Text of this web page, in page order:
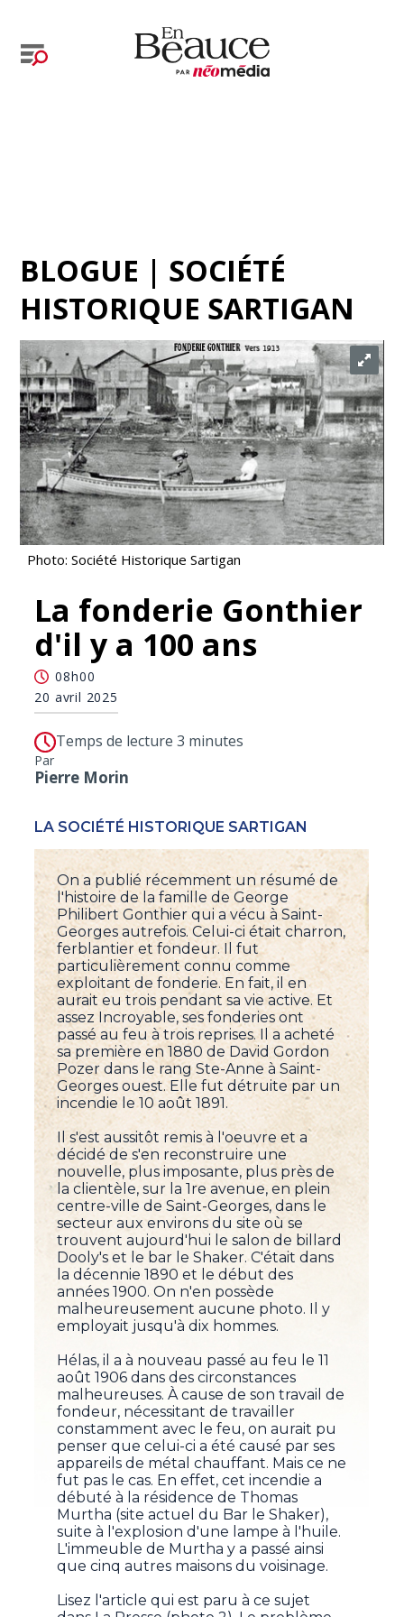
BLOGUE | SOCIÉTÉ
HISTORIQUE SARTIGAN
Photo: Société Historique Sartigan
La fonderie Gonthier
d'il y a 100 ans
08h00
20 avril 2025
Temps de lecture 3 minutes
Par
Pierre Morin
LA SOCIÉTÉ HISTORIQUE SARTIGAN
On a publié récemment un résumé de
l'histoire de la famille de George
Philibert Gonthier qui a vécu à Saint-
Georges autrefois. Celui-ci était charron,
ferblantier et fondeur. Il fut
particulièrement connu comme
exploitant de fonderie. En fait, il en
aurait eu trois pendant sa vie active. Et
assez Incroyable, ses fonderies ont
passé au feu à trois reprises. Il a acheté
sa première en 1880 de David Gordon
Pozer dans le rang Ste-Anne à Saint-
Georges ouest. Elle fut détruite par un
incendie le 10 août 1891.
Il s'est aussitôt remis à l'oeuvre et a
décidé de s'en reconstruire une
nouvelle, plus imposante, plus près de
la clientèle, sur la 1re avenue, en plein
centre-ville de Saint-Georges, dans le
secteur aux environs du site où se
trouvent aujourd'hui le salon de billard
Dooly's et le bar le Shaker. C'était dans
la décennie 1890 et le début des
années 1900. On n'en possède
malheureusement aucune photo. Il y
employait jusqu'à dix hommes.
Hélas, il a à nouveau passé au feu le 11
août 1906 dans des circonstances
malheureuses. À cause de son travail de
fondeur, nécessitant de travailler
constamment avec le feu, on aurait pu
penser que celui-ci a été causé par ses
appareils de métal chauffant. Mais ce ne
fut pas le cas. En effet, cet incendie a
débuté à la résidence de Thomas
Murtha (site actuel du Bar le Shaker),
suite à l'explosion d'une lampe à l'huile.
L'immeuble de Murtha y a passé ainsi
que cinq autres maisons du voisinage.
Lisez l'article qui est paru à ce sujet